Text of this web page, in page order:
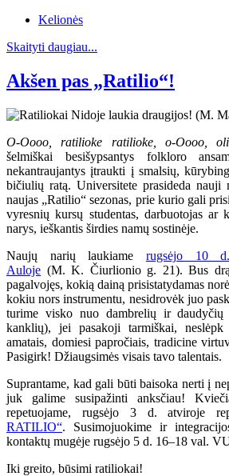
Kelionės
Skaityti daugiau...
Akšen pas „Ratilio“!
O-Oooo, ratilioke ratilioke, o-Oooo,
šelmiškai besišypsantys folkloro
nekantraujantys įtraukti į smalsių,
bičiulių ratą. Universitete prasideda
naujas „Ratilio“ sezonas, prie kurio gali
vyresnių kursų studentas, darbuotojas ar
narys, ieškantis širdies namų sostinėje.
Naujų narių laukiame rugsėjo 10
Auloje (M. K. Čiurlionio g. 21). Bus
pagalvojęs, kokią dainą prisistatydamas
kokiu nors instrumentu, nesidrovėk juo
turime visko nuo dambrelių ir
kanklių), jei pasakoji tarmiškai,
amatais, domiesi papročiais, tradicine
Pasigirk! Džiaugsimės visais tavo talentais.
Suprantame, kad gali būti baisoka nerti į
juk galime susipažinti anksčiau!
repetuojame, rugsėjo 3 d. atviroje
RATILIO“. Susimojuokime ir
kontaktų mugėje rugsėjo 5 d. 16–18 val.
Iki greito, būsimi ratiliokai!